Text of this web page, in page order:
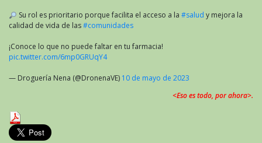
Su rol es prioritario porque facilita el acceso a la #salud y mejora la
calidad de vida de las#comunidades
¡Conoce lo que no puede faltar en tu farmacia!
pic.twitter.com/6mp0GRUqY4
— Droguería Nena (@DronenaVE) 10 de mayo de 2023
<Eso es todo, por ahora>.